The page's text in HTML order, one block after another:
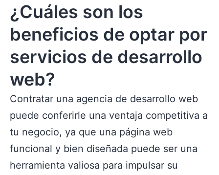
¿Cuáles son los
beneficios de optar por
servicios de desarrollo
web?
Contratar una agencia de desarrollo web
puede conferirle una ventaja competitiva a
tu negocio, ya que una página web
funcional y bien diseñada puede ser una
herramienta valiosa para impulsar su